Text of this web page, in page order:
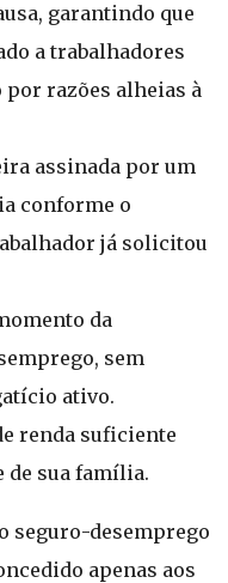
garantindo que
a trabalhadores
razões alheias à
assinada por um
conforme o
já solicitou
da
sem
ativo.
renda suficiente
de sua família.
seguro-desemprego
apenas aos